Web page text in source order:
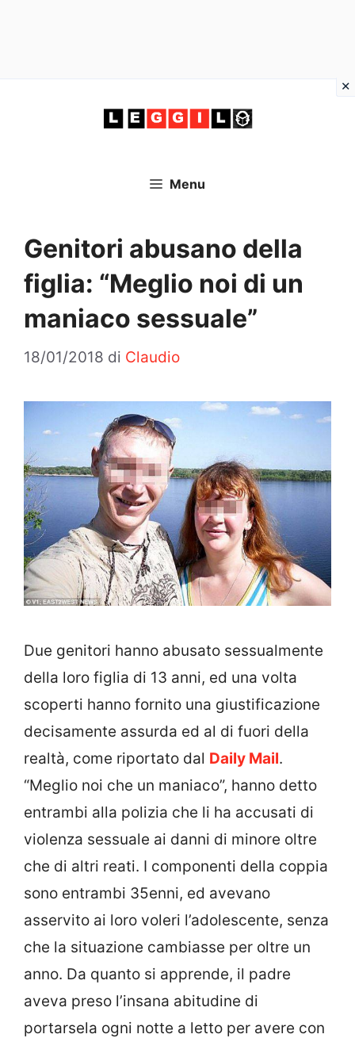
Menu
Genitori abusano della
figlia: “Meglio noi di un
maniaco sessuale”
18/01/2018 di Claudio
Due genitori hanno abusato sessualmente
della loro figlia di 13 anni, ed una volta
scoperti hanno fornito una giustificazione
decisamente assurda ed al di fuori della
realtà, come riportato dal Daily Mail.
“Meglio noi che un maniaco”, hanno detto
entrambi alla polizia che li ha accusati di
violenza sessuale ai danni di minore oltre
che di altri reati. I componenti della coppia
sono entrambi 35enni, ed avevano
asservito ai loro voleri l’adolescente, senza
che la situazione cambiasse per oltre un
anno. Da quanto si apprende, il padre
aveva preso l’insana abitudine di
portarsela ogni notte a letto per avere con